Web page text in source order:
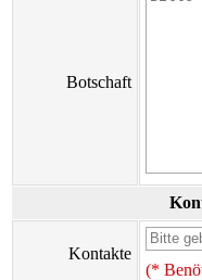
Botschaft
Kontakte
(*